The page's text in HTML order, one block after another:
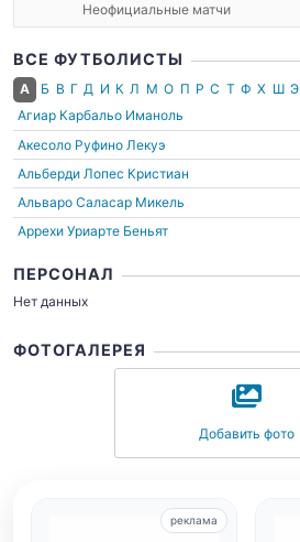
Неофициальные матчи
ВСЕ ФУТБОЛИСТЫ
А Б В Г Д И К Л М О П Р С Т Ф Х Ш Э
Агиар Карбальо Иманоль
Акесоло Руфино Лекуэ
Альберди Лопес Кристиан
Альваро Саласар Микель
Аррехи Уриарте Беньят
ПЕРСОНАЛ
Нет данных
ФОТОГАЛЕРЕЯ
Добавить фото
реклама